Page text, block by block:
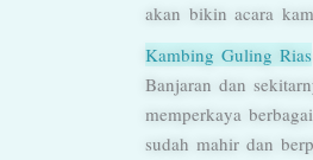
akan bikin acara
Kambing Guling Rias
Banjaran dan
memperkaya
sudah mahir dan